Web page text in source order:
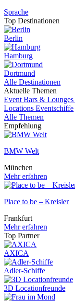
Sprache
Top Destinationen
Berlin
Hamburg
Dortmund
Alle Destinationen
Aktuelle Themen
Event Bars & Lounges
Locations Eventschiffe
Alle Themen
Empfehlung
BMW Welt
München
Mehr erfahren
Place to be – Kreisler
Frankfurt
Mehr erfahren
Top Partner
AXICA
Adler-Schiffe
3D Locationfreunde